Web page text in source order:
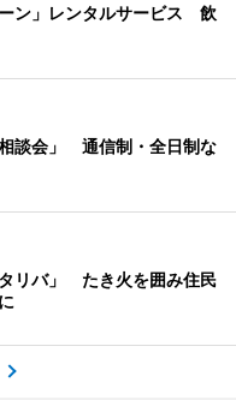
ン」レンタルサービス 飲
談会」 通信制・全日制な
リバ」 たき火を囲み住民